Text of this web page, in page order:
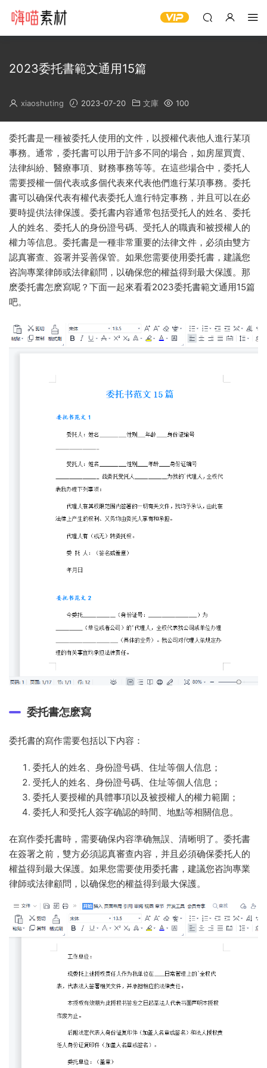
2023委托書範文通用15篇
xiaoshuting 2023-07-20 文庫 100
委托書是一種被委托人使用的文件，以授權代表他人進行某項
事務。通常，委托書可以用于許多不同的場合，如房屋買賣、
法律糾紛、醫療事項、财務事務等等。在這些場合中，委托人
需要授權一個代表或多個代表來代表他們進行某項事務。委托
書可以确保代表有權代表委托人進行特定事務，并且可以在必
要時提供法律保護。委托書内容通常包括受托人的姓名、委托
人的姓名、委托人的身份證号碼、受托人的職責和被授權人的
權力等信息。委托書是一種非常重要的法律文件，必須由雙方
認真審查、簽署并妥善保管。如果您需要使用委托書，建議您
咨詢專業律師或法律顧問，以确保您的權益得到最大保護。那
麽委托書怎麽寫呢？下面一起來看看2023委托書範文通用15篇
吧。
委托書怎麽寫
委托書的寫作需要包括以下内容：
委托人的姓名、身份證号碼、住址等個人信息；
受托人的姓名、身份證号碼、住址等個人信息；
委托人要授權的具體事項以及被授權人的權力範圍；
委托人和受托人簽字确認的時間、地點等相關信息。
在寫作委托書時，需要确保内容準确無誤、清晰明了。委托書
在簽署之前，雙方必須認真審查内容，并且必須确保委托人的
權益得到最大保護。如果您需要使用委托書，建議您咨詢專業
律師或法律顧問，以确保您的權益得到最大保護。